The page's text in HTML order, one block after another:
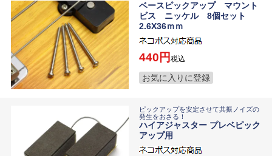
ベースピックアップ マウント
ビス ニッケル 8個セット
2.6X36ｍｍ
440 税込
お気に入りに登録
ピックアップを安定させて共振ノイズの
発生をおさる！
ハイアジャスター プレベピック
アップ用